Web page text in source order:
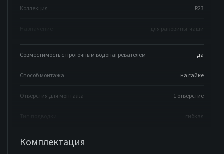
Коллекция R23
для раковины-чаши
Совместимость с проточным водонагревателем да
Способ монтажа на гайке
Отверстия для монтажа 1 отверстие
гибкая
Комплектация